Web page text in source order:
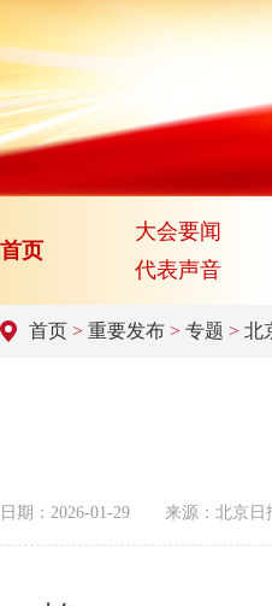
首页
大会要闻
代表声音
首页 > 重要发布 > 专题 > 北
日期：2026-01-29 来源：北京日